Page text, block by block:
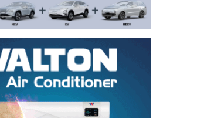
বাংলাদেশ-ভারত সম্পর্কে নতুন
টানাপোড়েন
দিল্লিতে হাসিনার বক্তব্য নিয়ে যা বলছে
ভারত